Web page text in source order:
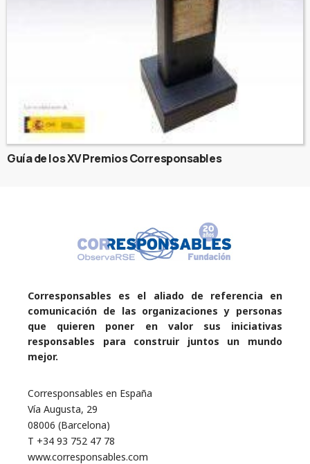
Guía de los XV Premios Corresponsables
Corresponsables es el aliado de referencia en
comunicación de las organizaciones y personas
que quieren poner en valor sus iniciativas
responsables para construir juntos un mundo
mejor.
Corresponsables en España
Vía Augusta, 29
08006 (Barcelona)
T +34 93 752 47 78
www.corresponsables.com